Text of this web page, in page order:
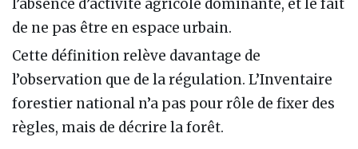
l’absence d’activité agricole dominante, et le fait
de ne pas être en espace urbain.
Cette définition relève davantage de
l’observation que de la régulation. L’Inventaire
forestier national n’a pas pour rôle de fixer des
règles, mais de décrire la forêt.